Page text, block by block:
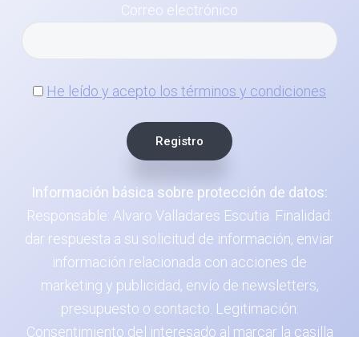
Correo electrónico
He leído y acepto los términos y condiciones
Información básica sobre protección de datos:
Responsable: Alvaro Valladares Escutia. Finalidad:
dar respuesta a su solicitud de información, enviar
información relacionada con acciones de
marketing y publicidad, envío de newsletters,
presupuesto o contacto. Legitimación:
Consentimiento del interesado al marcar la casilla